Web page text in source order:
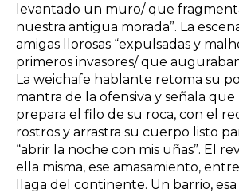
levantado un muro/ que
nuestra antigua morada”. La
amigas llorosas “expulsadas y
primeros invasores/ que
La weichafe hablante retoma su
mantra de la ofensiva y señala
prepara el filo de su roca, con el
rostros y arrastra su cuerpo listo
“abrir la noche con mis uñas”. El
ella misma, ese amasamiento,
llaga del continente. Un barrio,